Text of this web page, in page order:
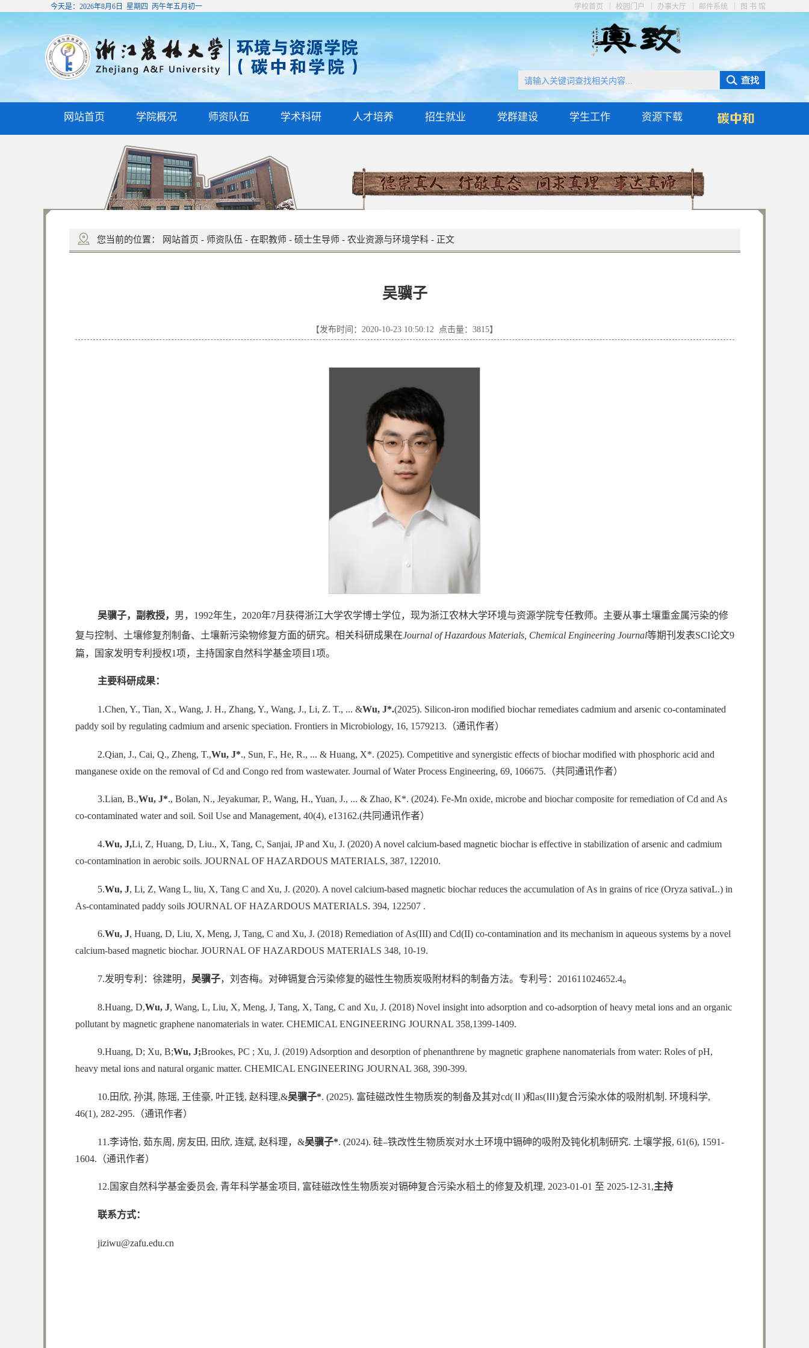
今天是： 2026年8月6日 星期四 丙午年五月初一 学校首页 校园门户 办事大厅 邮件系统 图 书 馆
网站首页 学院概况 师资队伍 学术科研 人才培养 招生就业 党群建设 学生工作 资源下载
您当前的位置： 网站首页 - 师资队伍 - 在职教师 - 硕士生导师 - 农业资源与环境学科- 正文
吴骥子
【发布时间：2020-10-23 10:50:12 点击量： 3815】
吴骥子， 副教授， 男，1992年生，2020年7月获得浙江大学农学博士学位，现为浙江农林大学环境与资源学院专任教师。主要从事土壤重金属污染的修
复与控制、土壤修复剂制备、土壤新污染物修复方面的研究。相关科研成果在Journal of Hazardous Materials, Chemical Engineering Journal等期刊发表SCI论文9
篇，国家发明专利授权1项，主持国家自然科学基金项目1项。
主要科研成果：
1.Chen, Y., Tian, X., Wang, J. H., Zhang, Y., Wang, J., Li, Z. T., ... &Wu, J*.(2025). Silicon-iron modified biochar remediates cadmium and arsenic co-contaminated
paddy soil by regulating cadmium and arsenic speciation. Frontiers in Microbiology, 16, 1579213.（通讯作者）
2.Qian, J., Cai, Q., Zheng, T.,Wu, J*., Sun, F., He, R., ... & Huang, X*. (2025). Competitive and synergistic effects of biochar modified with phosphoric acid and
manganese oxide on the removal of Cd and Congo red from wastewater. Journal of Water Process Engineering, 69, 106675.（共同通讯作者）
3.Lian, B.,Wu, J*., Bolan, N., Jeyakumar, P., Wang, H., Yuan, J., ... & Zhao, K*. (2024). Fe‐Mn oxide, microbe and biochar composite for remediation of Cd and As
co‐contaminated water and soil. Soil Use and Management, 40(4), e13162.(共同通讯作者）
4.Wu, J,Li, Z, Huang, D, Liu., X, Tang, C, Sanjai, JP and Xu, J. (2020) A novel calcium-based magnetic biochar is effective in stabilization of arsenic and cadmium
co-contamination in aerobic soils. JOURNAL OF HAZARDOUS MATERIALS, 387, 122010.
5.Wu, J, Li, Z, Wang L, liu, X, Tang C and Xu, J. (2020). A novel calcium-based magnetic biochar reduces the accumulation of As in grains of rice (Oryza sativaL.) in
As-contaminated paddy soils JOURNAL OF HAZARDOUS MATERIALS. 394, 122507 .
6.Wu, J, Huang, D, Liu, X, Meng, J, Tang, C and Xu, J. (2018) Remediation of As(III) and Cd(II) co-contamination and its mechanism in aqueous systems by a novel
calcium-based magnetic biochar. JOURNAL OF HAZARDOUS MATERIALS 348, 10-19.
7.发明专利：徐建明， 吴骥子，刘杏梅。对砷镉复合污染修复的磁性生物质炭吸附材料的制备方法。专利号：201611024652.4。
8.Huang, D,Wu, J, Wang, L, Liu, X, Meng, J, Tang, X, Tang, C and Xu, J. (2018) Novel insight into adsorption and co-adsorption of heavy metal ions and an organic
pollutant by magnetic graphene nanomaterials in water. CHEMICAL ENGINEERING JOURNAL 358,1399-1409.
9.Huang, D; Xu, B;Wu, J;Brookes, PC ; Xu, J. (2019) Adsorption and desorption of phenanthrene by magnetic graphene nanomaterials from water: Roles of pH,
heavy metal ions and natural organic matter. CHEMICAL ENGINEERING JOURNAL 368, 390-399.
10.田欣, 孙淇, 陈瑶, 王佳豪, 叶正钱, 赵科理,&吴骥子*. (2025). 富硅磁改性生物质炭的制备及其对cd(Ⅱ)和as(Ⅲ)复合污染水体的吸附机制. 环境科学,
46(1), 282-295.（通讯作者）
11.李诗怡, 茹东周, 房友田, 田欣, 连斌, 赵科理，&吴骥子*. (2024). 硅–铁改性生物质炭对水土环境中镉砷的吸附及钝化机制研究. 土壤学报, 61(6), 1591-
1604.（通讯作者）
12.国家自然科学基金委员会, 青年科学基金项目, 富硅磁改性生物质炭对镉砷复合污染水稻土的修复及机理, 2023-01-01 至 2025-12-31,主持
联系方式：
jiziwu@zafu.edu.cn